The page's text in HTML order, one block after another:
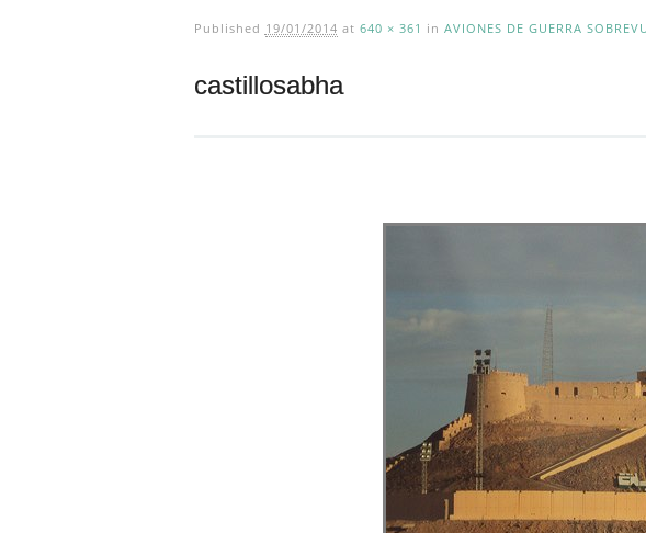
Published 19/01/2014 at 640 × 361 in AVIONES DE GUERRA
castillosabha